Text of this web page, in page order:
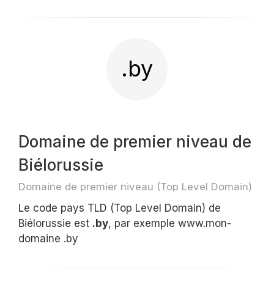
.by
Domaine de premier niveau de
Biélorussie
Domaine de premier niveau (Top Level Domain)
Le code pays TLD (Top Level Domain) de
Biélorussie est .by, par exemple www.mon-
domaine .by